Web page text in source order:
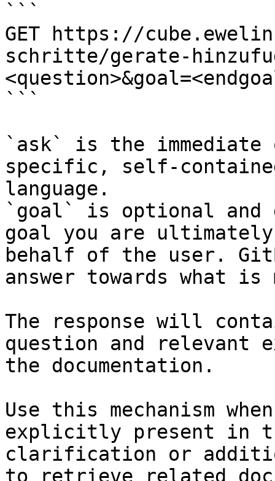
```
GET https://
schritte/gerate-
```
`ask` is the
specific, self-
language.
`goal` is optional and
goal you are
behalf of the user.
answer towards what
The response will
question and relevant
the documentation.
Use this mechanism
explicitly present in
clarification or